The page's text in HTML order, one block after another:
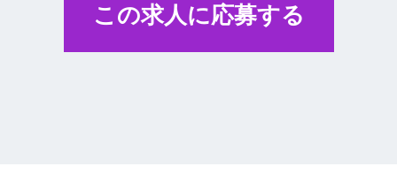
この求人に応募する